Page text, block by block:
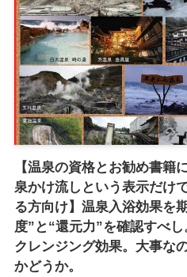
【温泉の資格とお勧め書籍
泉かけ流しという表示だけ
る方向け】温泉入浴効果を
度”と“還元力”を確認すべ
クレンジング効果。大事な
かどうか。